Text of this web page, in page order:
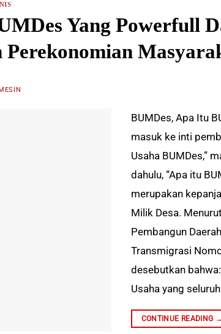
Yang Powerfull
BUMDes, Apa Itu
masuk ke inti
Usaha BUMDes,”
dahulu, “Apa itu
merupakan
Milik Desa.
Pembangun
Transmigrasi
desebutkan
Usaha yang
CONTINUE READING →